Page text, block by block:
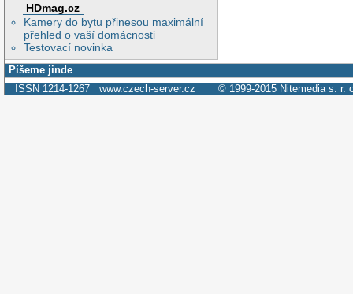
HDmag.cz
Kamery do bytu přinesou maximální
přehled o vaší domácnosti
Testovací novinka
Píšeme jinde
ISSN 1214-1267 www.czech-server.cz © 1999-2015 Nitemedia s. r.